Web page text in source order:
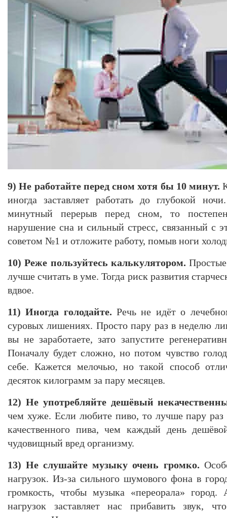
9) Не работайте перед сном хотя бы 10 минут.
иногда заставляет работать до глубокой
минутный перерыв перед сном, то
нарушение сна и сильный стресс, связанный с
советом №1 и отложите работу, помыв ноги
10) Реже пользуйтесь калькулятором.
лучше считать в уме. Тогда риск развития
вдвое.
11) Иногда голодайте.Речь не идёт о
суровых лишениях. Просто пару раз в неделю
вы не заработаете, зато запустите
Поначалу будет сложно, но потом чувство
себе. Кажется мелочью, но такой способ
десяток килограмм за пару месяцев.
12) Не употребляйте дешёвый
чем хуже. Если любите пиво, то лучше пару
качественного пива, чем каждый день
чудовищный вред организму.
13) Не слушайте музыку очень громко.
нагрузок. Из-за сильного шумового фона в
громкость, чтобы музыка «переорала»
нагрузок заставляет нас прибавить звук,